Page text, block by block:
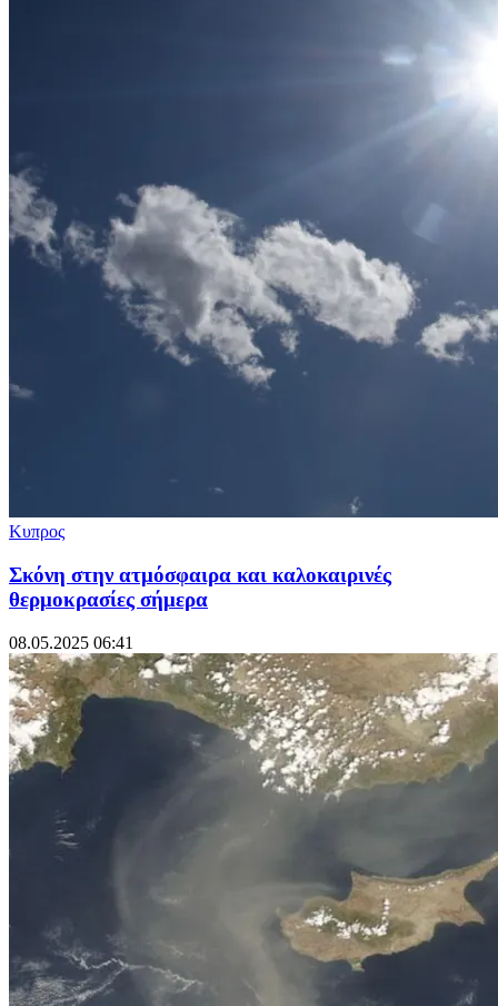
Κυπρος
Σκόνη στην ατμόσφαιρα και καλοκαιρινές
θερμοκρασίες σήμερα
08.05.2025 06:41